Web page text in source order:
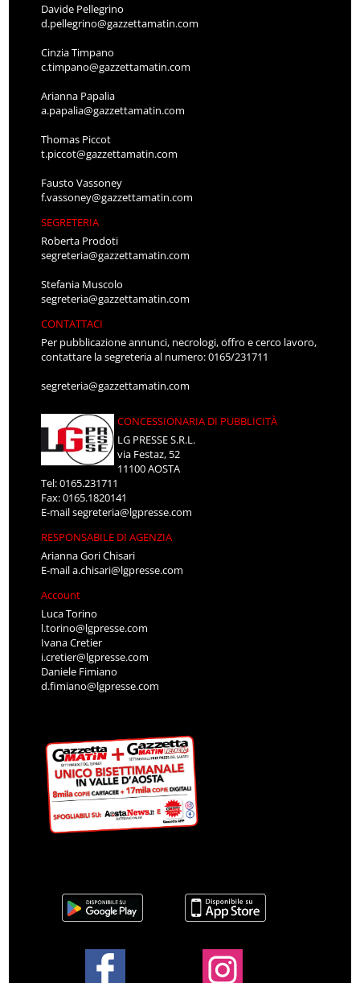
Davide Pellegrino
d.pellegrino@gazzettamatin.com
Cinzia Timpano
c.timpano@gazzettamatin.com
Arianna Papalia
a.papalia@gazzettamatin.com
Thomas Piccot
t.piccot@gazzettamatin.com
Fausto Vassoney
f.vassoney@gazzettamatin.com
SEGRETERIA
Roberta Prodoti
segreteria@gazzettamatin.com
Stefania Muscolo
segreteria@gazzettamatin.com
CONTATTACI
Per pubblicazione annunci, necrologi, offro e cerco lavoro,
contattare la segreteria al numero: 0165/231711
segreteria@gazzettamatin.com
CONCESSIONARIA DI PUBBLICITÀ
LG PRESSE S.R.L.
via Festaz, 52
11100 AOSTA
Tel: 0165.231711
Fax: 0165.1820141
E-mailsegreteria@lgpresse.com
RESPONSABILE DI AGENZIA
Arianna Gori Chisari
E-maila.chisari@lgpresse.com
Account
Luca Torino
l.torino@lgpresse.com
Ivana Cretier
i.cretier@lgpresse.com
Daniele Fimiano
d.fimiano@lgpresse.com